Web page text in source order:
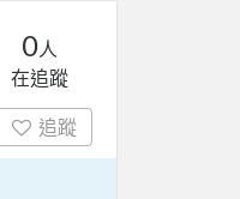
0人
在追蹤
追蹤